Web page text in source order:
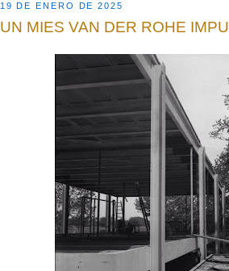
19 DE ENERO DE 2025
UN MIES VAN DER ROHE